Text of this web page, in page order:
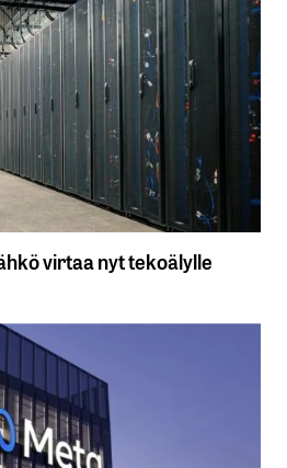
virtaa nyt tekoälylle